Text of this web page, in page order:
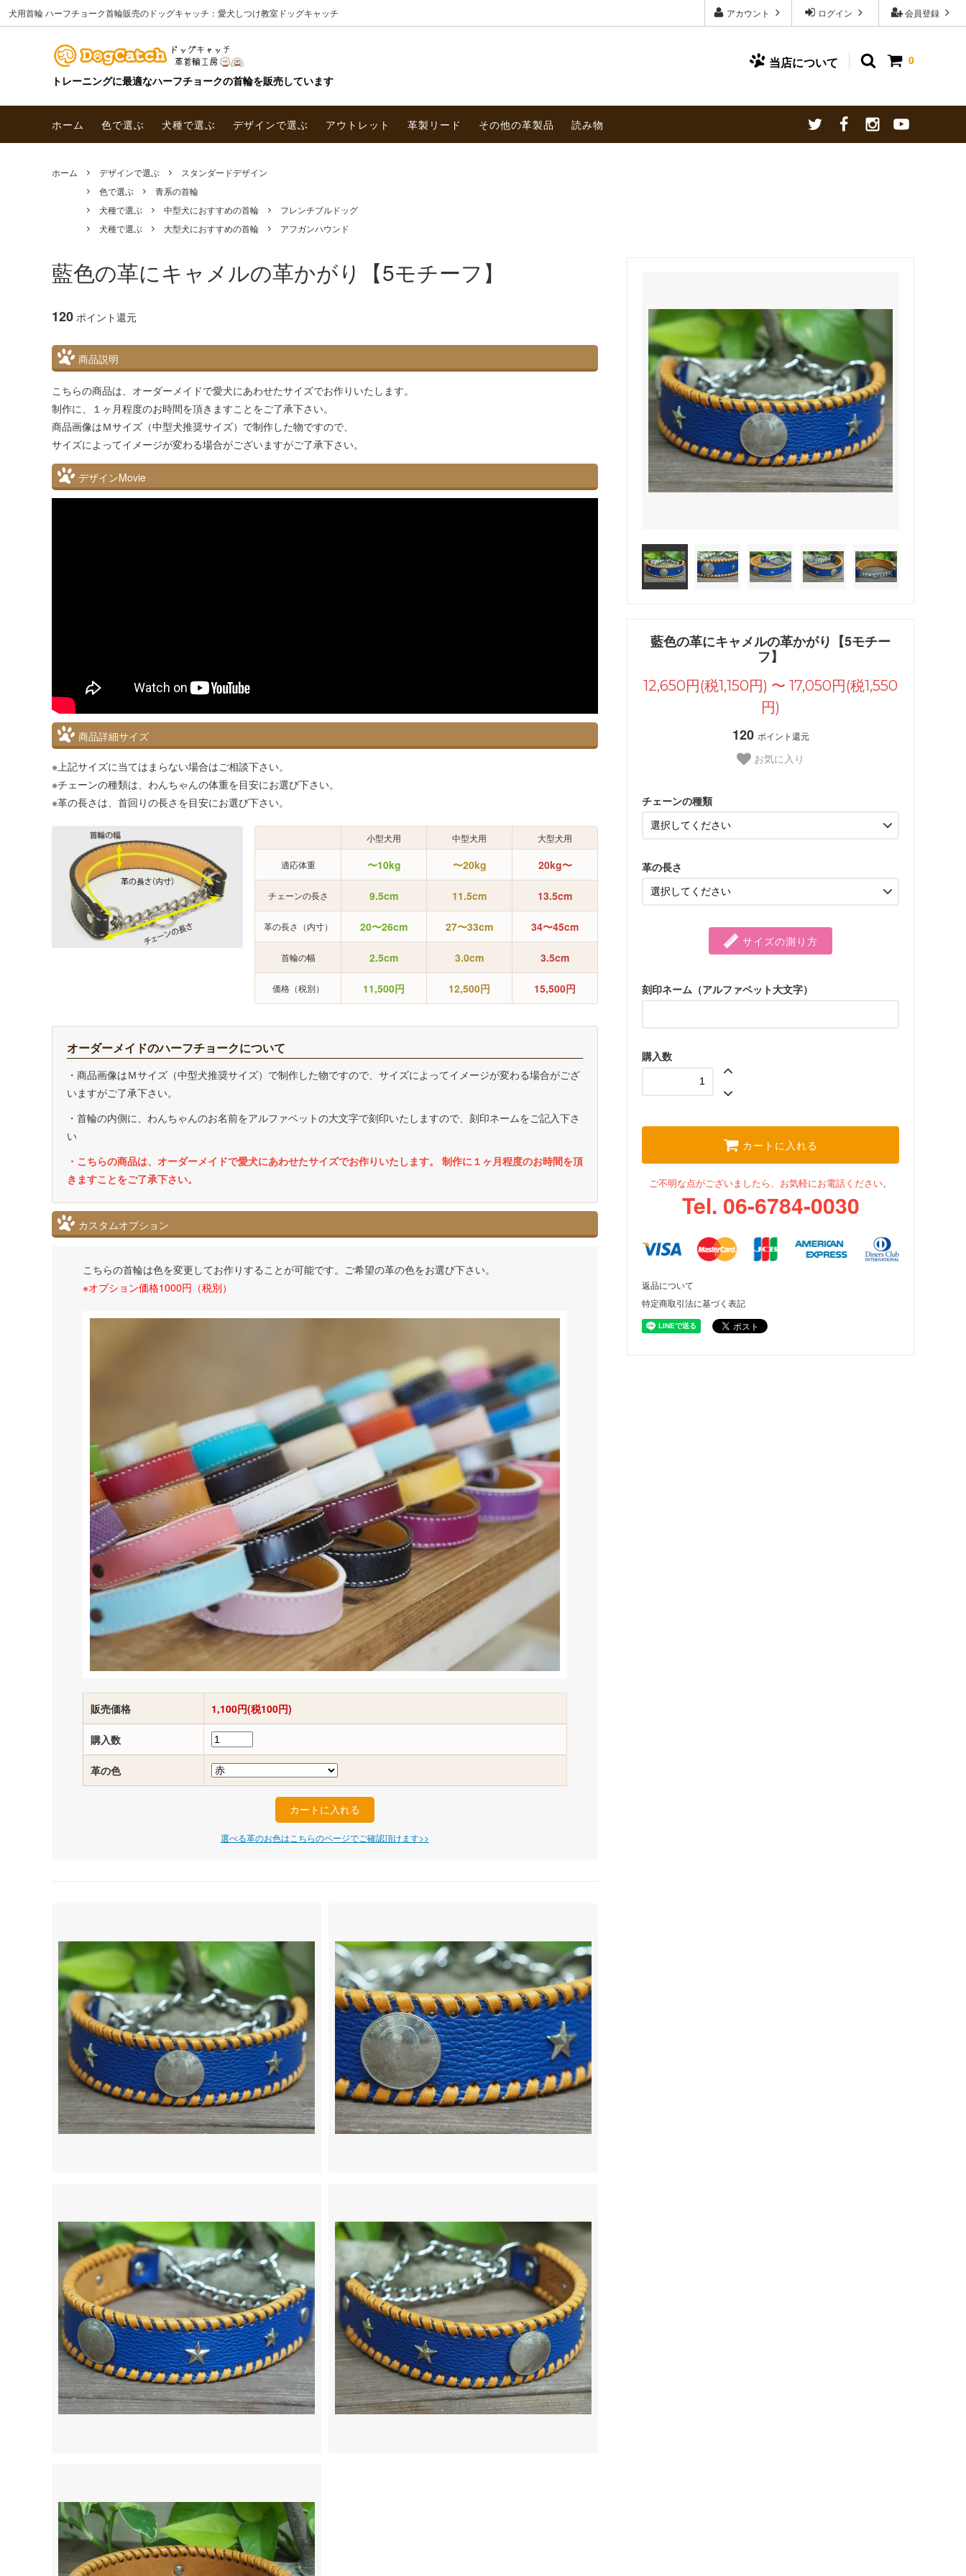
会員登録
ログイン
アカウント
犬用首輪 ハーフチョーク首輪販売のドッグキャッチ：愛犬しつけ教室ドッグキャッチ
トレーニングに最適なハーフチョークの首輪を販売しています
0
当店について
ホーム 色で選ぶ 犬種で選ぶ デザインで選ぶ アウトレット 革製リード その他の革製品 読み物
ホーム デザインで選ぶ
スタンダードデザイン
色で選ぶ
青系の首輪
犬種で選ぶ
中型犬におすすめの首輪
フレンチブルドッグ
犬種で選ぶ
大型犬におすすめの首輪 アフガンハウンド
藍色の革にキャメルの革かがり【5モチー
フ】
12,650円(税1,150円) 〜 17,050円(税1,550
円)
120 ポイント還元
お気に入り
チェーンの種類
革の長さ
サイズの測り方
刻印ネーム（アルファベット大文字）
購入数
カートに入れる
ご不明な点がございましたら、お気軽にお電話ください。
Tel. 06-6784-0030
返品について
特定商取引法に基づく表記
藍色の革にキャメルの革かがり【5モチーフ】
120 ポイント還元
商品説明
こちらの商品は、オーダーメイドで愛犬にあわせたサイズでお作りいたします。
制作に、１ヶ月程度のお時間を頂きますことをご了承下さい。
商品画像はＭサイズ（中型犬推奨サイズ）で制作した物ですので、
サイズによってイメージが変わる場合がございますがご了承下さい。
デザインMovie
商品詳細サイズ
※上記サイズに当てはまらない場合はご相談下さい。
※チェーンの種類は、わんちゃんの体重を目安にお選び下さい。
※革の長さは、首回りの長さを目安にお選び下さい。
小型犬用 中型犬用 大型犬用
適応体重 〜10kg 〜20kg 20kg〜
チェーンの長さ 9.5cm 11.5cm 13.5cm
革の長さ（内寸） 20〜26cm 27〜33cm 34〜45cm
首輪の幅 2.5cm 3.0cm 3.5cm
価格（税別） 11,500円 12,500円 15,500円
オーダーメイドのハーフチョークについて
・商品画像はＭサイズ（中型犬推奨サイズ）で制作した物ですので、サイズによってイメージが変わる場合がござ
いますがご了承下さい。
・首輪の内側に、わんちゃんのお名前をアルファベットの大文字で刻印いたしますので、刻印ネームをご記入下さ
い
・こちらの商品は、オーダーメイドで愛犬にあわせたサイズでお作りいたします。 制作に１ヶ月程度のお時間を頂
きますことをご了承下さい。
カスタムオプション
こちらの首輪は色を変更してお作りすることが可能です。ご希望の革の色をお選び下さい。
※オプション価格1000円（税別）
販売価格 1,100円(税100円)
購入数
革の色
選べる革のお色はこちらのページでご確認頂けます>>